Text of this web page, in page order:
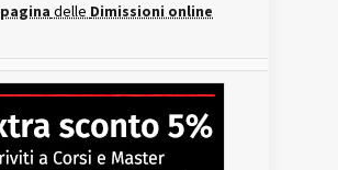
pagina delle Dimissioni online